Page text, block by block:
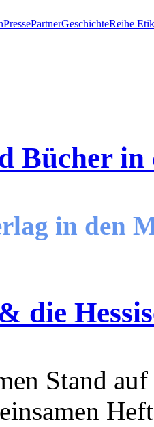
PressePartnerGeschichteReihe
Bücher in
in den
die
Stand